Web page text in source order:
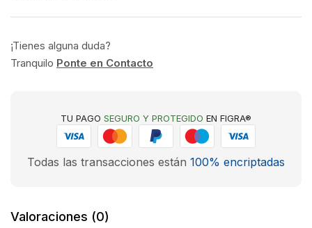
¡Tienes alguna duda?
Tranquilo Ponte en Contacto
TU PAGO SEGURO Y PROTEGIDO EN FIGRA®
Todas las transacciones están 100% encriptadas
Valoraciones (0)